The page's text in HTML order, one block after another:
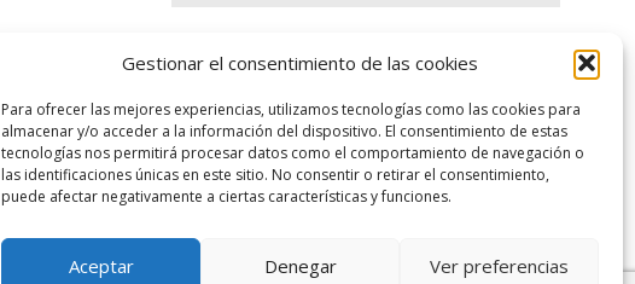
Gestionar el consentimiento de las cookies
Para ofrecer las mejores experiencias, utilizamos tecnologías como las cookies para
almacenar y/o acceder a la información del dispositivo. El consentimiento de estas
tecnologías nos permitirá procesar datos como el comportamiento de navegación o
las identificaciones únicas en este sitio. No consentir o retirar el consentimiento,
puede afectar negativamente a ciertas características y funciones.
Aceptar Denegar Ver preferencias
logo SID